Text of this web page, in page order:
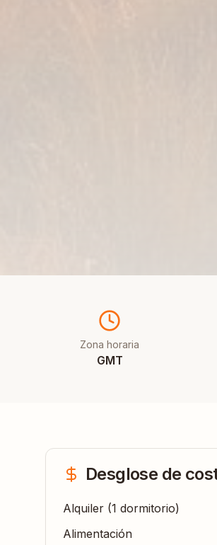
Zona horaria
GMT
Desglose de
Alquiler (1 dormitorio)
Alimentación